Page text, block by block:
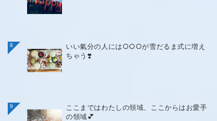
8
いい氣分の人には○○○が雪だるま式に増え
ちゃう❣️
9
ここまではわたしの領域、ここからはお愛手
の領域💕